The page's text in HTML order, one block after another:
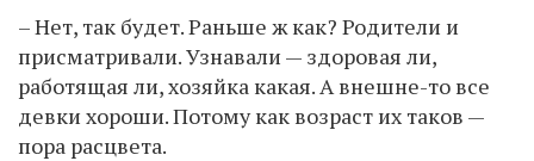
– Нет, так будет. Раньше ж как? Родители и
присматривали. Узнавали — здоровая ли,
работящая ли, хозяйка какая. А внешне-то все
девки хороши. Потому как возраст их таков —
пора расцвета.